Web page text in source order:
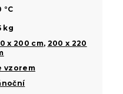
°C
kg
x 200 cm, 200 x 220
vzorem